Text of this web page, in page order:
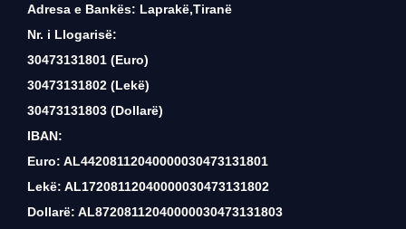
Adresa e Bankës: Laprakë,Tiranë
Nr. i Llogarisë:
30473131801 (Euro)
30473131802 (Lekë)
30473131803 (Dollarë)
IBAN:
Euro: AL44208112040000030473131801
Lekë: AL17208112040000030473131802
Dollarë: AL87208112040000030473131803